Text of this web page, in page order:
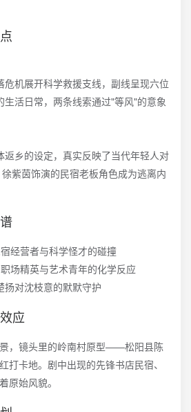
危机展开科学救援支线，副线呈现六位
生活日常，两条线索通过"等风"的意象
返乡的设定，真实反映了当代年轻人对
紫茵饰演的民宿老板角色成为逃离内
经营者与科学怪才的碰撞
场精英与艺术青年的化学反应
扬对沈枝意的默默守护
应
，镜头里的岭南村原型——松阳县陈
打卡地。剧中出现的先锋书店民宿、
原始风貌。